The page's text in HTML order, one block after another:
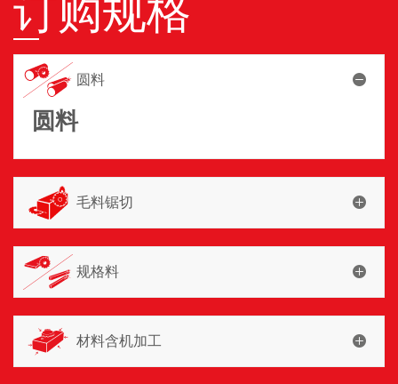
圆料
圆料
毛料锯切
规格料
材料含机加工